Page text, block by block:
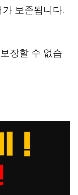
보존됩니다.
장할 수 없습